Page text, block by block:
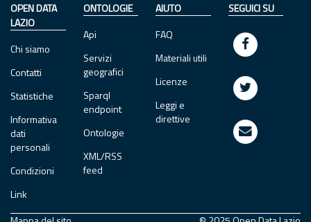
OPEN DATA
LAZIO
Chi siamo
Contatti
Statistiche
Informativa
dati
personali
Condizioni
Link
ONTOLOGIE
Api
Servizi
geografici
Sparql
endpoint
Ontologie
XML/RSS
feed
AIUTO
FAQ
Materiali utili
Licenze
Leggi e
direttive
SEGUICI SU